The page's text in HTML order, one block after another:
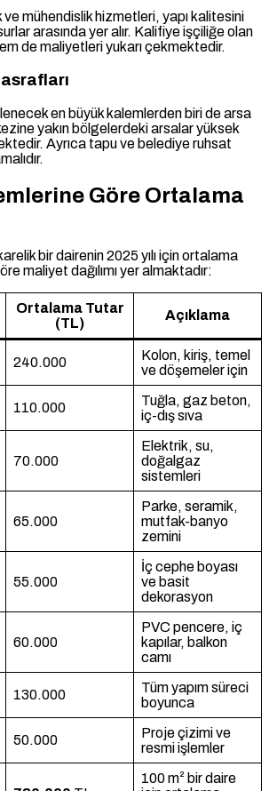
ve mühendislik hizmetleri, yapı kalitesini
arasında yer alır. Kalifiye işçiliğe olan
de maliyetleri yukarı çekmektedir.
en büyük kalemlerden biri de arsa
yakın bölgelerdeki arsalar yüksek
Ayrıca tapu ve belediye ruhsat
Göre Ortalama
bir dairenin 2025 yılı için ortalama
maliyet dağılımı yer almaktadır:
Ortalama Tutar
(TL)
Açıklama
240.000
Kolon, kiriş, temel
ve döşemeler için
110.000
Tuğla, gaz beton,
iç-dış sıva
70.000
Elektrik, su,
doğalgaz
sistemleri
65.000
Parke, seramik,
mutfak-banyo
zemini
55.000
İç cephe boyası
ve basit
dekorasyon
60.000
PVC pencere, iç
kapılar, balkon
camı
130.000
Tüm yapım süreci
boyunca
50.000
Proje çizimi ve
resmi işlemler
100 m² bir daire